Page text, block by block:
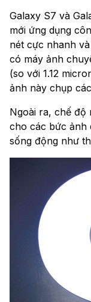
Galaxy S7 và
mới ứng dụng
nét cực nhanh
có máy ảnh
(so với 1.12
ảnh này chụp
Ngoài ra, chế độ
cho các bức ảnh
sống động như